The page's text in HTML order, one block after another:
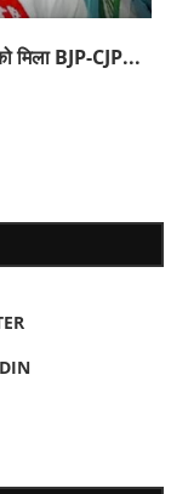
मिला BJP-CJP...